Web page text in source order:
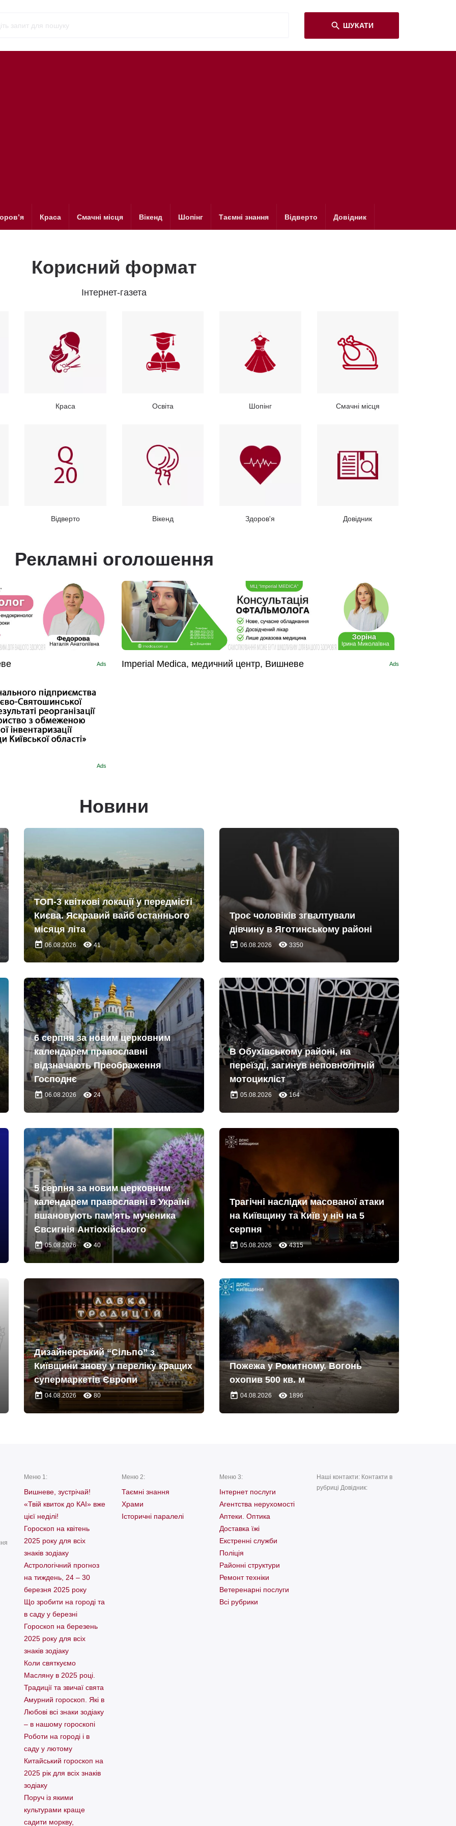
search ШУКАТИ
Краса Смачні місця Вікенд Шопінг Таємні знання Відверто Довідник
Корисний формат
Інтернет-газета
Краса Освіта Шопінг Смачні місця
Відверто Вікенд Здоров'я Довідник
Рекламні оголошення
Ads Imperial Medica, медичний центр, Вишневе Ads
Ads
Новини
ТОП-3 квіткові локації у передмісті
Києва. Яскравий вайб останнього
місяця літа
today06.08.2026 remove_red_eye41
Троє чоловіків згвалтували
дівчину в Яготинському районі
today 06.08.2026 remove_red_eye 3350
6 серпня за новим церковним
календарем православні
відзначають Преображення
Господнє
today06.08.2026 remove_red_eye24
В Обухівському районі, на
переїзді, загинув неповнолітній
мотоцикліст
today 05.08.2026 remove_red_eye164
5 серпня за новим церковним
календарем православні в Україні
вшановують пам’ять мученика
Євсигнія Антіохійського
today05.08.2026 remove_red_eye 40
Трагічні наслідки масованої атаки
на Київщину та Київ у ніч на 5
серпня
today 05.08.2026 remove_red_eye4315
Дизайнерський “Сільпо” з
Київщини знову у переліку кращих
супермаркетів Європи
today 04.08.2026 remove_red_eye80
Пожежа у Рокитному. Вогонь
охопив 500 кв. м
today 04.08.2026 remove_red_eye 1896
Меню 1:
Вишневе, зустрічай!
«Твій квиток до КАІ» вже
цієї неділі!
Гороскоп на квітень
2025 року для всіх
знаків зодіаку
Астрологічний прогноз
на тиждень, 24 – 30
березня 2025 року
Що зробити на городі та
в саду у березні
Гороскоп на березень
2025 року для всіх
знаків зодіаку
Коли святкуємо
Масляну в 2025 році.
Традиції та звичаї свята
Амурний гороскоп. Які в
Любові всі знаки зодіаку
– в нашому гороскопі
Pоботи на городі і в
саду у лютому
Китайський гороскоп на
2025 рік для всіх знаків
зодіаку
Поруч із якими
культурами краще
садити моркву,
Меню 2:
Таємні знання
Храми
Історичні паралелі
Меню 3:
Інтернет послуги
Агентства нерухомості
Аптеки. Оптика
Доставка їжі
Екстренні служби
Поліція
Районні структури
Ремонт техніки
Ветеренарні послуги
Всі рубрики
Наші контакти: Контакти в
рубриці Довідник: